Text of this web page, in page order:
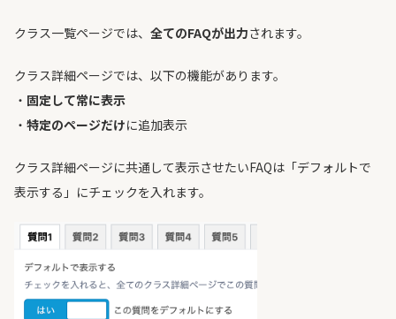
クラス一覧ページでは、 全てのFAQが出力されます。
クラス詳細ページでは、以下の機能があります。
・ 固定して常に表示
・ 特定のページだけに追加表示
クラス詳細ページに共通して表示させたいFAQは「デフォルトで
表示する」にチェックを入れます。